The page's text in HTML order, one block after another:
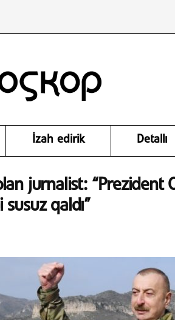
İzah edirik Detallı
jurnalist: “Prezident
qaldı”